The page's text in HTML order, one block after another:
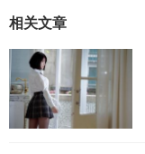
相关文章